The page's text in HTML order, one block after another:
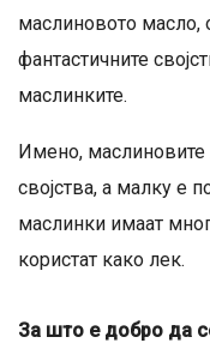
маслиновото масло,
фантастичните
маслинките.
Имено, маслиновите
својства, а малку е
маслинки имаат
користат како лек.
За што е добро да